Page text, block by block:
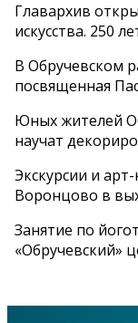
Главархив
искусства. 250
В Обручевском
посвященная
Юных жителей
научат
Экскурсии и
Воронцово в
Занятие по
«Обручевский»